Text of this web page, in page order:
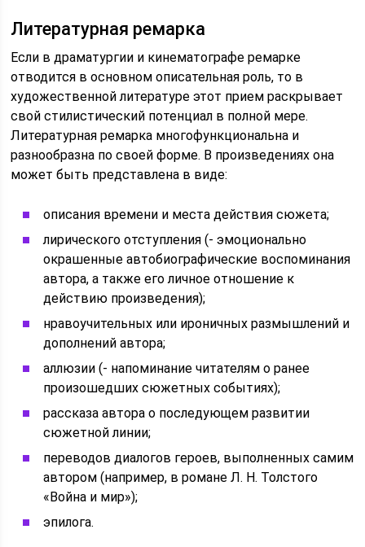
Литературная ремарка
Если в драматургии и кинематографе ремарке
отводится в основном описательная роль, то в
художественной литературе этот прием раскрывает
свой стилистический потенциал в полной мере.
Литературная ремарка многофункциональна и
разнообразна по своей форме. В произведениях она
может быть представлена в виде:
описания времени и места действия сюжета;
лирического отступления (- эмоционально
окрашенные автобиографические воспоминания
автора, а также его личное отношение к
действию произведения);
нравоучительных или ироничных размышлений и
дополнений автора;
аллюзии (- напоминание читателям о ранее
произошедших сюжетных событиях);
рассказа автора о последующем развитии
сюжетной линии;
переводов диалогов героев, выполненных самим
автором (например, в романе Л. Н. Толстого
«Война и мир»);
эпилога.